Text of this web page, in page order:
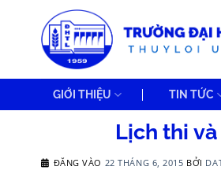
GIỚI THIỆU TIN TỨC
Lịch thi
ĐĂNG VÀO 22 THÁNG 6, 2015 BỞI